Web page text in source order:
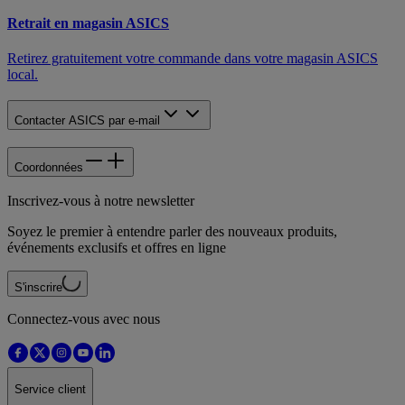
Retrait en magasin ASICS
Retirez gratuitement votre commande dans votre magasin ASICS
local.
Contacter ASICS par e-mail
Coordonnées
Inscrivez-vous à notre newsletter
Soyez le premier à entendre parler des nouveaux produits,
événements exclusifs et offres en ligne
S'inscrire
Connectez-vous avec nous
Service client